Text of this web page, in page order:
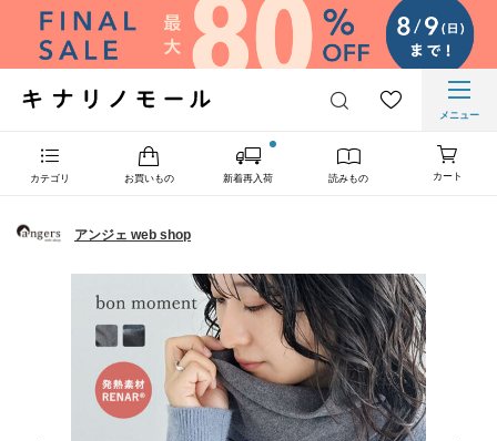
メニュー
カテゴリ お買いもの 新着再入荷 読みもの カート
アンジェ web shop